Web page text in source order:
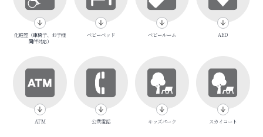
化粧室（車椅子、お子様
同伴対応）
ベビーベッド ベビールーム AED
ATM 公衆電話 キッズパーク スカイコート